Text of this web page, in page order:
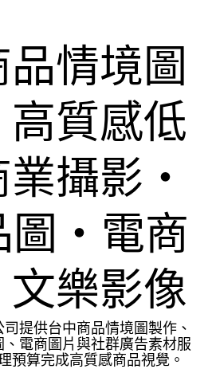
情境圖
質感低
攝影・
・電商
文樂影像
提供台中商品情境圖製作、
電商圖片與社群廣告素材服
預算完成高質感商品視覺。